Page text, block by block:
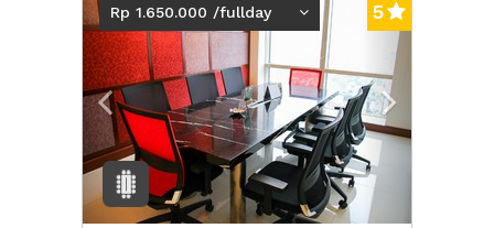
Rp 1.650.000 /fullday 5